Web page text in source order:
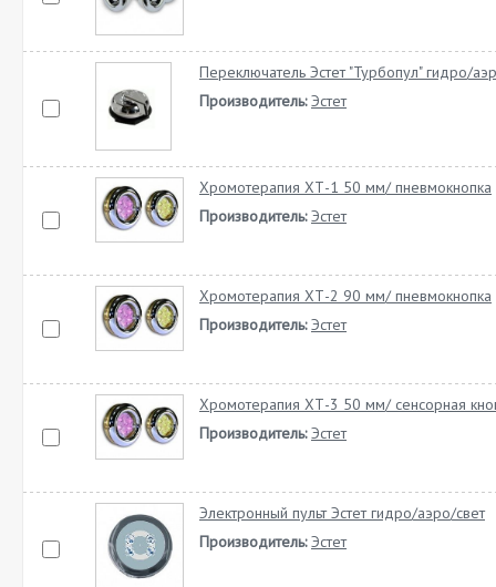
Переключатель Эстет "Турбопул" гидро/
Производитель: Эстет
Хромотерапия ХТ-1 50 мм/ пневмокнопка
Производитель: Эстет
Хромотерапия ХТ-2 90 мм/ пневмокнопка
Производитель: Эстет
Хромотерапия ХТ-3 50 мм/ сенсорная
Производитель: Эстет
Электронный пульт Эстет гидро/аэро/свет
Производитель: Эстет